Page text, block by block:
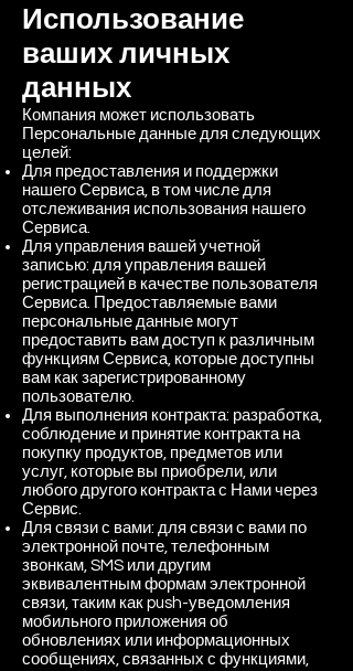
Использование
ваших личных
данных
Компания может использовать
Персональные данные для следующих
целей:
Для предоставления и поддержки
нашего Сервиса, в том числе для
отслеживания использования нашего
Сервиса.
Для управления вашей учетной
записью: для управления вашей
регистрацией в качестве пользователя
Сервиса. Предоставляемые вами
персональные данные могут
предоставить вам доступ к различным
функциям Сервиса, которые доступны
вам как зарегистрированному
пользователю.
Для выполнения контракта: разработка,
соблюдение и принятие контракта на
покупку продуктов, предметов или
услуг, которые вы приобрели, или
любого другого контракта с Нами через
Сервис.
Для связи с вами: для связи с вами по
электронной почте, телефонным
звонкам, SMS или другим
эквивалентным формам электронной
связи, таким как push-уведомления
мобильного приложения об
обновлениях или информационных
сообщениях, связанных с функциями,